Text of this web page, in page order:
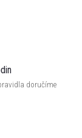
doručíme